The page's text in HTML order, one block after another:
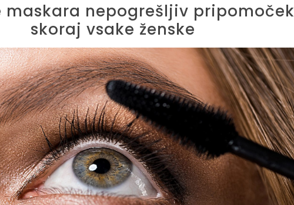
maskara nepogrešljiv pripomoček
skoraj vsake ženske